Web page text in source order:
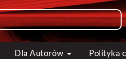
Dla Autorów Polityka